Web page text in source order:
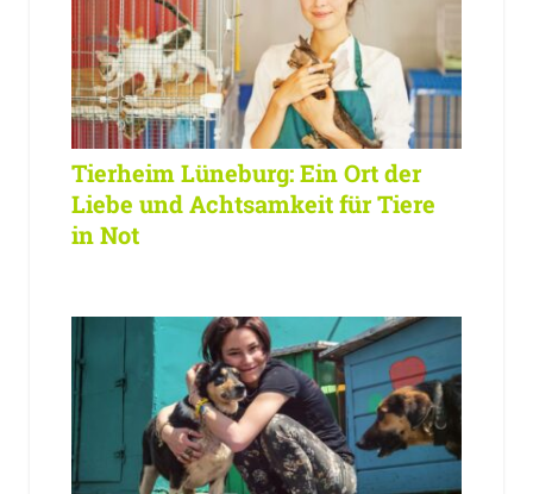
Tierheim Lüneburg: Ein Ort der
Liebe und Achtsamkeit für Tiere
in Not